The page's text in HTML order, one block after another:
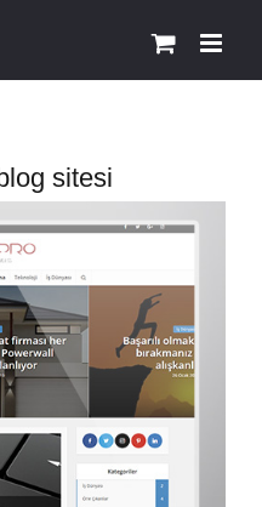
sitesi